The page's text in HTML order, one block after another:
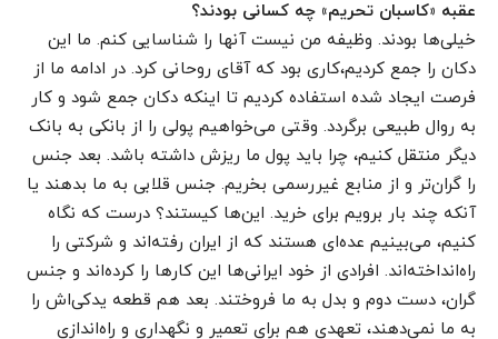
عقبه «کاسبان تحریم» چه کسانی بودند؟
خیلی‌ها بودند. وظیفه من نیست آنها را شناسایی کنم. ما این
دکان را جمع کردیم،‌کاری بود که آقای روحانی کرد. در ادامه ما از
فرصت ایجاد شده استفاده کردیم تا اینکه دکان جمع شود و کار
به روال طبیعی برگردد. وقتی می‌خواهیم پولی را از بانکی به بانک
دیگر منتقل کنیم، چرا باید پول ما ریزش داشته باشد. بعد جنس
را گران‌تر و از منابع غیررسمی بخریم. جنس قلابی به ما بدهند یا
آنکه چند بار برویم برای خرید. این‌ها کیستند؟ درست که نگاه
کنیم، می‌بینیم عده‌ای هستند که از ایران رفته‌اند و شرکتی را
راه‌انداخته‌اند. افرادی از خود ایرانی‌ها این کارها را کرده‌اند و جنس
گران، دست دوم و بدل به ما فروختند. بعد هم قطعه یدکی‌اش را
به ما نمی‌دهند، تعهدی هم برای تعمیر و نگهداری و راه‌اندازی